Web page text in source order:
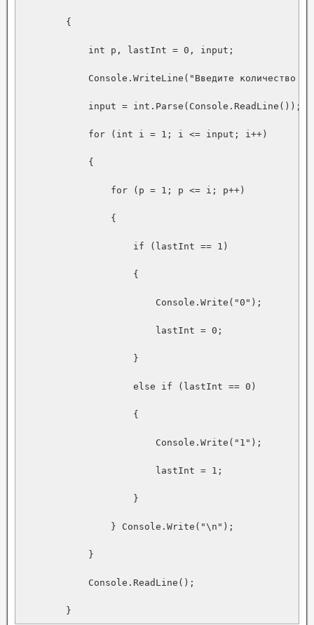
        {
            int p, lastInt = 0, input;
Console.WriteLine("Введите количество
            input = int.Parse(Console.ReadLine());
            for (int i = 1; i <= input; i++)
            {
                for (p = 1; p <= i; p++)
                {
                    if (lastInt == 1)
                    {
                        Console.Write("0");
                        lastInt = 0;
                    }
                    else if (lastInt == 0)
                    {
                        Console.Write("1");
                        lastInt = 1;
                    }
                } Console.Write("\n");
            }
            Console.ReadLine();
        }